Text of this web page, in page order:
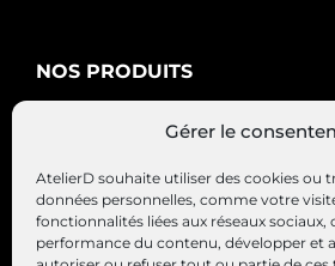
Gérer le
AtelierD souhaite utiliser des cookies ou
données personnelles, comme votre
fonctionnalités liées aux réseaux
performance du contenu, développer et
NOS PRODUITS
Alternateurs – Démarreurs